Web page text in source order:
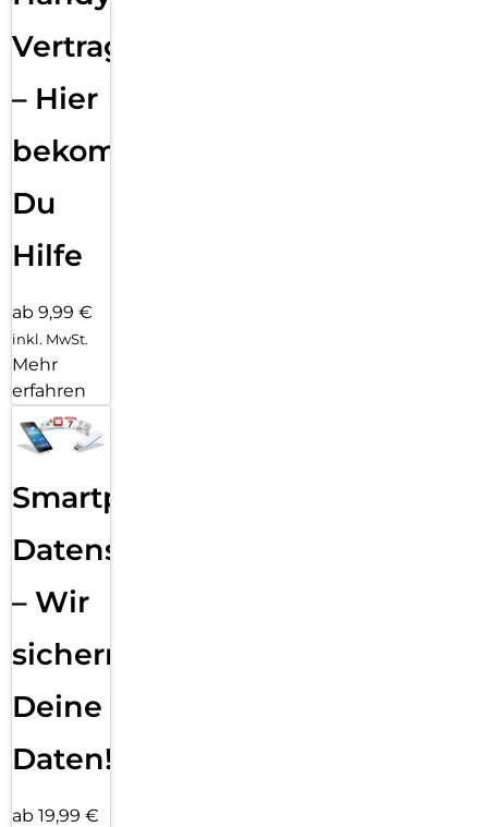
Vertragsabwicklung
– Hier
bekommst
Du
Hilfe
ab 9,99 €
inkl. MwSt.
Mehr
erfahren
Smartphone
Datensicherung
– Wir
sichern
Deine
Daten!
ab 19,99 €